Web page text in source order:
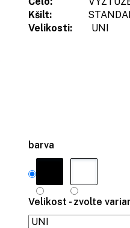
barva
Velikost - zvolte
Kšilt:
Velikosti:
UNI